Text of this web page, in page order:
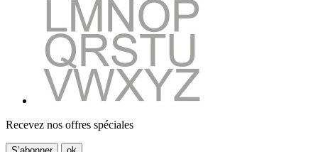
Recevez nos offres spéciales